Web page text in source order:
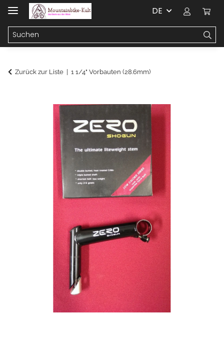
DE
Zurück zur Liste 1 1/4" Vorbauten (28.6mm)